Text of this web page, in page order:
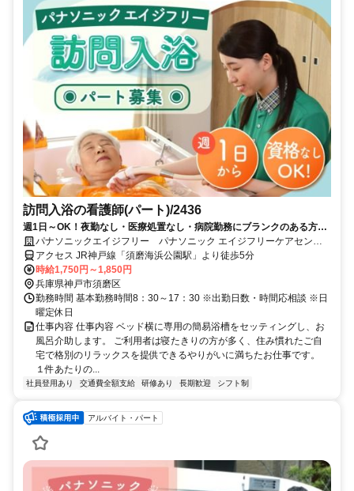
訪問入浴の看護師(パート)/2436
週1日～OK！夜勤なし・医療処置なし・病院勤務にブランクのある方も
活躍中～30代～50代の方多数在籍 子育て・親の介護など諸事情に理解
のある職場です！～
パナソニックエイジフリー パナソニック エイジフリーケアセンタ
ー神戸・訪問入浴
アクセス JR神戸線「須磨海浜公園駅」より徒歩5分
時給1,750円～1,850円
兵庫県神戸市須磨区
勤務時間 基本勤務時間8：30～17：30 ※出勤日数・時間応相談 ※日
曜定休日
仕事内容 仕事内容 ベッド横に専用の簡易浴槽をセッティングし、お
風呂介助します。 ご利用者は寝たきりの方が多く、住み慣れたご自
宅で格別のリラックスを提供できるやりがいに満ちたお仕事です。
１件あたりの...
社員登用あり 交通費全額支給 研修あり 長期歓迎 シフト制
アルバイト・パート